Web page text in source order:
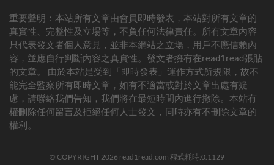
加林聖除了自己趕來，還特意帶上了3名熾天使，讓他們也出一出
力！畢竟這可是他們出錢製造的最強人類，完美替代七武海。擁有
當今世界最先進的科技和最強血統，幾乎是完美的存在。
而這一次派出來的熾天使分別是小明哥、小莫利亞和小黑鬍子。他
們所吃的人造惡魔果實大概率是線線果實、影子果實、震震果實
啊！敵人又增加了，而他們的人數卻還是那麼點人，真正強大的也
重要聲明：本站所有文章由會員即時發表，本站對所有文章的
真實性、完整性及立場等，不負任何法律責任。所有文章內容
只代表發文者個人意見，並非本網站之立場，用戶不應信賴內
容，並應自行判斷內容之真實性。發文者擁有在read1read張貼
的文章。 由於本站是受到「即時發表」運作方式所規限，故不
能完全監察所有即時文章，如有不適當或對於文章出處有疑
慮，請聯絡我們告知，我們將在最短時間內進行撤除。本站有
權刪除任何留言及拒絕任何人士發文，同時亦有不刪除文章的
權利。
© COPYRIGHT 2026 read1read.com 程式耗時:0.1129